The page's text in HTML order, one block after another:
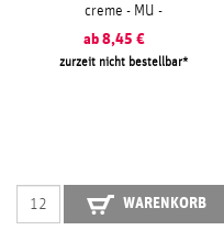
creme - MU -
ab 8,45 €
zurzeit nicht bestellbar
WARENKORB